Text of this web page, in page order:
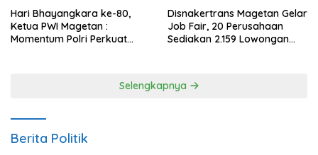
Hari Bhayangkara ke-80,
Ketua PWI Magetan :
Momentum Polri Perkuat
Disnakertrans Magetan Gelar
Job Fair, 20 Perusahaan
Sediakan 2.159 Lowongan
Selengkapnya
Berita Politik